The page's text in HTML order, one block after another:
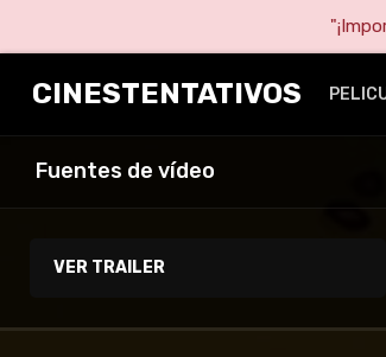
CINESTENTATIVOS
Fuentes de vídeo
VER TRAILER